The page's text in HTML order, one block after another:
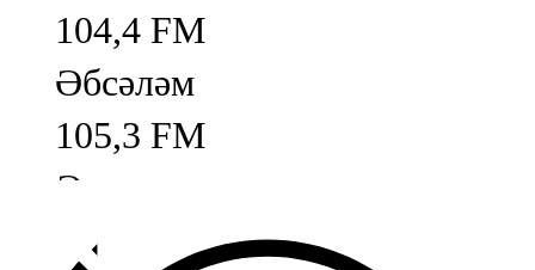
104,4 FM
Әбсәләм
105,3 FM
Әлмәт
92,9 FM